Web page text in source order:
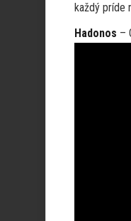
každý príde
Hadonos –